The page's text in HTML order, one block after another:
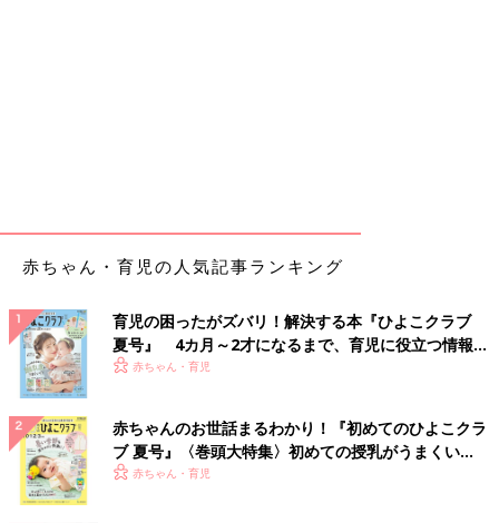
赤ちゃん・育児の人気記事ランキング
育児の困ったがズバリ！解決する本『ひよこクラブ
夏号』 4カ月～2才になるまで、育児に役立つ情報が
いっぱい！
赤ちゃん・育児
赤ちゃんのお世話まるわかり！『初めてのひよこクラ
ブ 夏号』〈巻頭大特集〉初めての授乳がうまくい
く！ おっぱい・ミルクの基本と夏のトラブル 解決テ
赤ちゃん・育児